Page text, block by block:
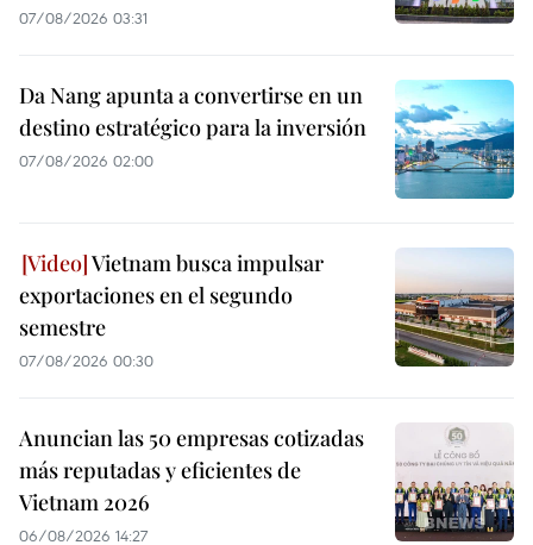
07/08/2026 03:31
Da Nang apunta a convertirse en un
destino estratégico para la inversión
07/08/2026 02:00
Vietnam busca impulsar
exportaciones en el segundo
semestre
07/08/2026 00:30
Anuncian las 50 empresas cotizadas
más reputadas y eficientes de
Vietnam 2026
06/08/2026 14:27